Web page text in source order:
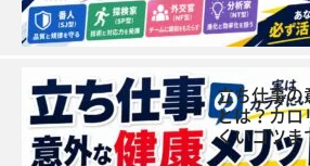
立ち仕事の
とは？カロ
くいコツま